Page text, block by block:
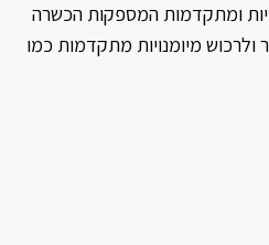
ומתקדמות המספקות הכשרה
ולרכוש מיומנויות מתקדמות כמו